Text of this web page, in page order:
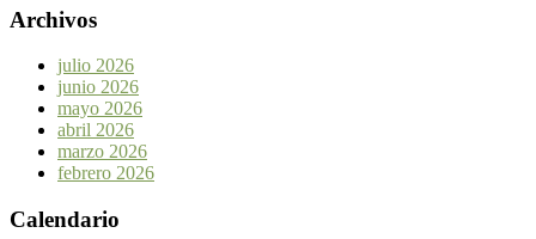
Archivos
julio 2026
junio 2026
mayo 2026
abril 2026
marzo 2026
febrero 2026
Calendario